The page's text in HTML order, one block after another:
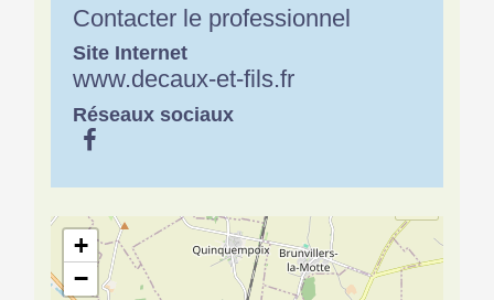
Contacter le professionnel
Site Internet
www.decaux-et-fils.fr
Réseaux sociaux
+
−